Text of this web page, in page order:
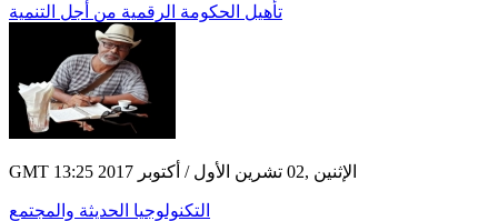
تأهيل الحكومة الرقمية من أجل التنمية
GMT 13:25 2017 الإثنين ,02 تشرين الأول / أكتوبر
التكنولوجيا الحديثة والمجتمع